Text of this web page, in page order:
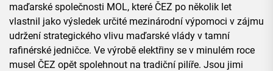
maďarské společnosti MOL, které ČEZ po několik let
vlastnil jako výsledek určité mezinárodní výpomoci v zájmu
udržení strategického vlivu maďarské vlády v tamní
rafinérské jedničce. Ve výrobě elektřiny se v minulém roce
musel ČEZ opět spolehnout na tradiční pilíře. Jsou jimi